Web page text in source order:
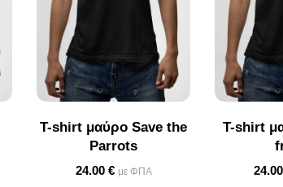
T-shirt μαύρο Save the
Parrots
24.00 € με ΦΠΑ
T-shirt
24.00